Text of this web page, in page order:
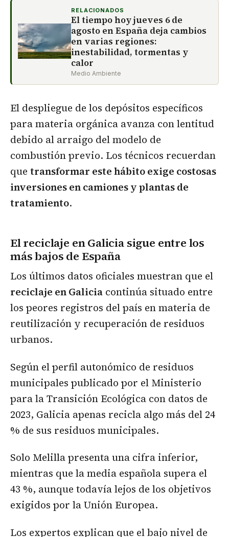
RELACIONADOS
El tiempo hoy jueves 6 de
agosto en España deja cambios
en varias regiones:
inestabilidad, tormentas y
calor
Medio Ambiente
El despliegue de los depósitos específicos
para materia orgánica avanza con lentitud
debido al arraigo del modelo de
combustión previo. Los técnicos recuerdan
que transformar este hábito exige costosas
inversiones en camiones y plantas de
tratamiento.
El reciclaje en Galicia sigue entre los
más bajos de España
Los últimos datos oficiales muestran que el
reciclaje en Galicia continúa situado entre
los peores registros del país en materia de
reutilización y recuperación de residuos
urbanos.
Según el perfil autonómico de residuos
municipales publicado por el Ministerio
para la Transición Ecológica con datos de
2023, Galicia apenas recicla algo más del 24
% de sus residuos municipales.
Solo Melilla presenta una cifra inferior,
mientras que la media española supera el
43 %, aunque todavía lejos de los objetivos
exigidos por la Unión Europea.
Los expertos explican que el bajo nivel de